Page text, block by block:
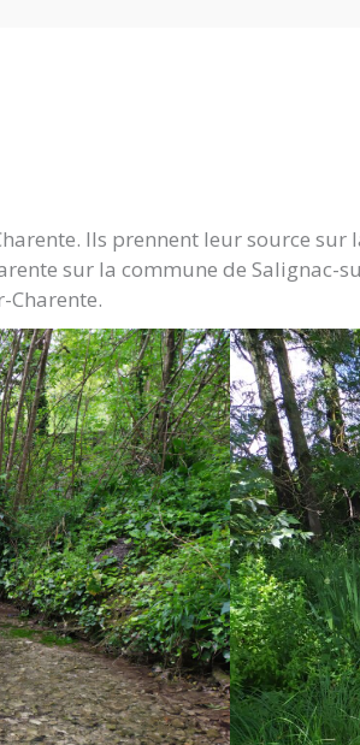
Ils prennent leur source
sur la commune de Salignac-
Charente.